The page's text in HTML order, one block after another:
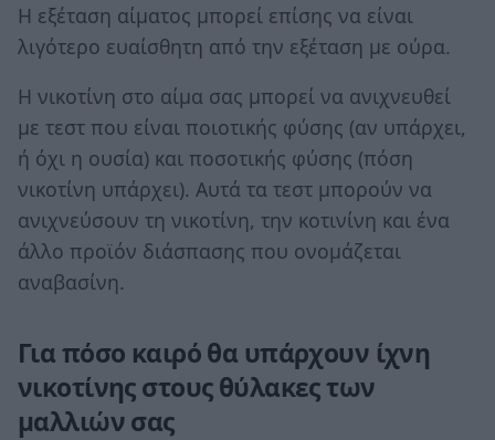
Η εξέταση αίματος μπορεί επίσης να είναι
λιγότερο ευαίσθητη από την εξέταση με ούρα.
Η νικοτίνη στο αίμα σας μπορεί να ανιχνευθεί
με τεστ που είναι ποιοτικής φύσης (αν υπάρχει,
ή όχι η ουσία) και ποσοτικής φύσης (πόση
νικοτίνη υπάρχει). Αυτά τα τεστ μπορούν να
ανιχνεύσουν τη νικοτίνη, την κοτινίνη και ένα
άλλο προϊόν διάσπασης που ονομάζεται
αναβασίνη.
Για πόσο καιρό θα υπάρχουν ίχνη
νικοτίνης στους θύλακες των
μαλλιών σας